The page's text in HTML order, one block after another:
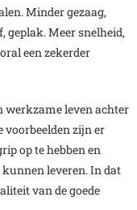
Minder gezaag,
geplak. Meer snelheid,
een zekerder
werkzame leven achter
voorbeelden zijn er
op te hebben en
leveren. In dat
van de goede